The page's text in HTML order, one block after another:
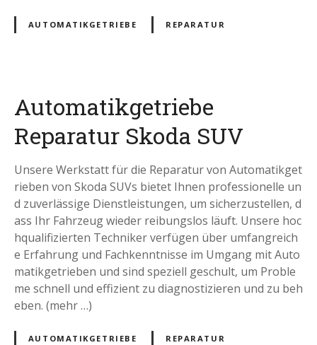
AUTOMATIKGETRIEBE REPARATUR
Automatikgetriebe
Reparatur Skoda SUV
Unsere Werkstatt für die Reparatur von Automatikget
rieben von Skoda SUVs bietet Ihnen professionelle un
d zuverlässige Dienstleistungen, um sicherzustellen, d
ass Ihr Fahrzeug wieder reibungslos läuft. Unsere hoc
hqualifizierten Techniker verfügen über umfangreich
e Erfahrung und Fachkenntnisse im Umgang mit Auto
matikgetrieben und sind speziell geschult, um Proble
me schnell und effizient zu diagnostizieren und zu beh
eben. (mehr …)
AUTOMATIKGETRIEBE REPARATUR